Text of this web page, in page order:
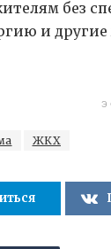
без
и
ЖКХ